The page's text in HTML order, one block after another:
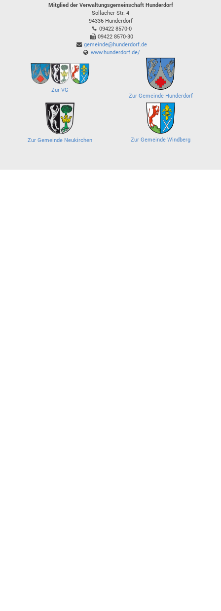
Mitglied der Verwaltungsgemeinschaft Hunderdorf
Sollacher Str. 4
94336 Hunderdorf
09422 8570-0
09422 8570-30
gemeinde@hunderdorf.de
www.hunderdorf.de/
Zur VG
Zur Gemeinde Hunderdorf
Zur Gemeinde Neukirchen Zur Gemeinde Windberg